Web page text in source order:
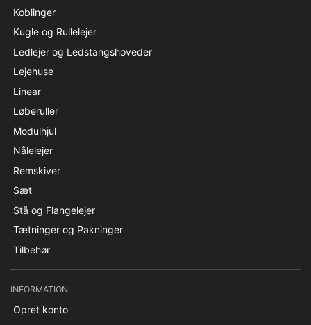
Koblinger
Kugle og Rullelejer
Ledlejer og Ledstangshoveder
Lejehuse
Linear
Løberuller
Modulhjul
Nålelejer
Remskiver
Sæt
Stå og Flangelejer
Tætninger og Pakninger
Tilbehør
INFORMATION
Opret konto